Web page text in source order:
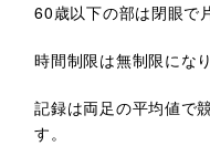
60歳以下の部は閉眼で
時間制限は無制限になり
記録は両足の平均値で
す。